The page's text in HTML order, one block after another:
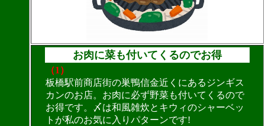
お肉に菜も付いてくるのでお得
（1）
板橋駅前商店街の巣鴨信金近くにあるジンギス
カンのお店。お肉に必ず野菜も付いてくるので
お得です。〆は和風雑炊とキウィのシャーベッ
トが私のお気に入りパターンです!